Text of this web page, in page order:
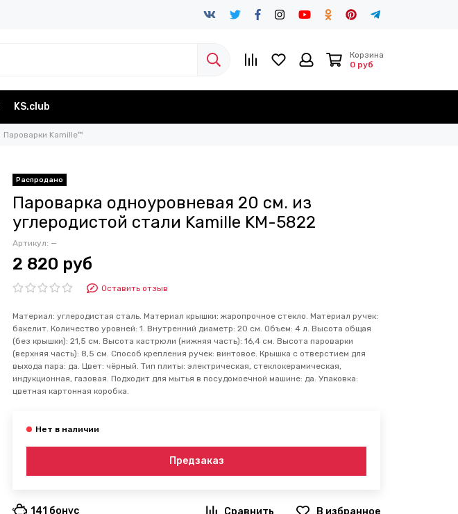
Корзина
0 руб
KS.club
Пароварки Kamille™
Пароварка одноуровневая 20 см. из
углеродистой стали Kamille KM-5822
Артикул: —
2 820 руб
Оставить отзыв
Материал: углеродистая сталь. Материал крышки: жаропрочное стекло. Материал ручек:
бакелит. Количество уровней: 1. Внутренний диаметр: 20 см. Объем: 4 л. Высота общая
(без крышки): 21,5 см. Высота кастрюли (нижняя часть): 16,4 см. Высота пароварки
(верхняя часть): 8,5 см. Способ крепления ручек: винтовое. Крышка с отверстием для
выхода пара: да. Цвет: чёрный. Тип плиты: электрическая, стеклокерамическая,
индукционная, газовая. Подходит для мытья в посудомоечной машине: да. Упаковка:
цветная картонная коробка.
Предзаказ
141 бонус В избранное